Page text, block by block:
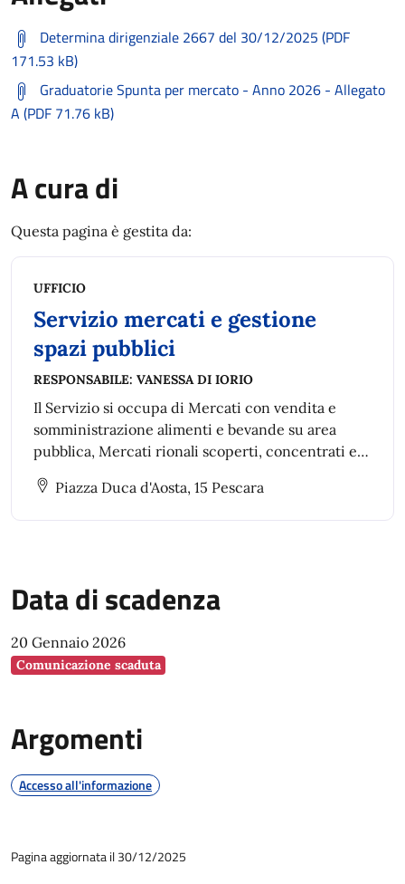
Determina dirigenziale 2667 del 30/12/2025 (PDF
171.53 kB)
Graduatorie Spunta per mercato - Anno 2026 - Allegato
A (PDF 71.76 kB)
A cura di
Questa pagina è gestita da:
UFFICIO
Servizio mercati e gestione
spazi pubblici
RESPONSABILE: VANESSA DI IORIO
Il Servizio si occupa di Mercati con vendita e
somministrazione alimenti e bevande su area
pubblica, Mercati rionali scoperti, concentrati e
diffusi, Mercato Ittico, Bandi e avvisi pubblici per
l’assegnazione spazi per commercio su area
pubblica
Piazza Duca d'Aosta, 15 Pescara
Data di scadenza
20 Gennaio 2026
Comunicazione scaduta
Argomenti
Accesso all'informazione
Pagina aggiornata il 30/12/2025